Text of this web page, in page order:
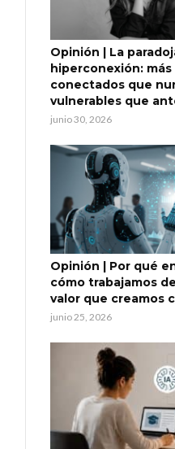
Opinión | La
hiperconexión: más
conectados que
vulnerables que
junio 30, 2026
Opinión | Por qué
cómo trabajamos
valor que creamos
junio 25, 2026